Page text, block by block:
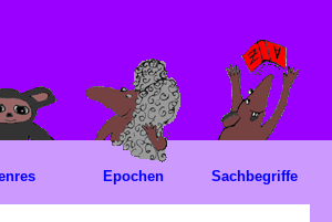
Epochen Sachbegriffe